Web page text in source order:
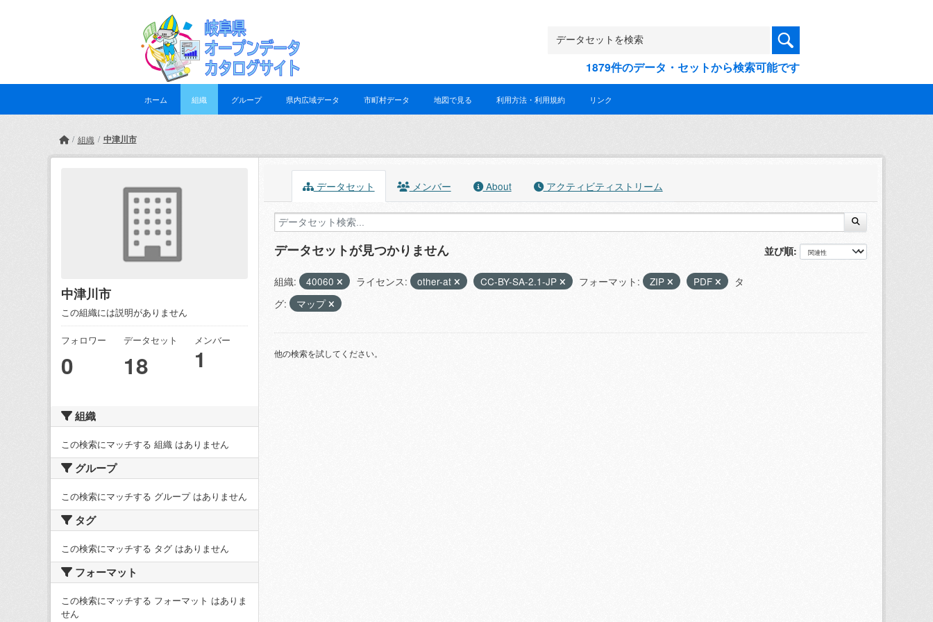
1879件のデータ・セットから検索可能です
ホーム 組織 グループ 県内広域データ 市町村データ 地図で見る 利用方法・利用規約 リンク
組織 中津川市
中津川市
この組織には説明がありません
フォロワー
0
データセット
18
メンバー
1
組織
この検索にマッチする 組織 はありません
グループ
この検索にマッチする グループ はありません
タグ
この検索にマッチする タグ はありません
フォーマット
この検索にマッチする フォーマット はありま
せん
データセット メンバー About アクティビティストリーム
並び順
データセットが見つかりません
組織: 40060 ライセンス: other-at CC-BY-SA-2.1-JP フォーマット: ZIP PDF
タ
グ:
マップ
他の検索を試してください。